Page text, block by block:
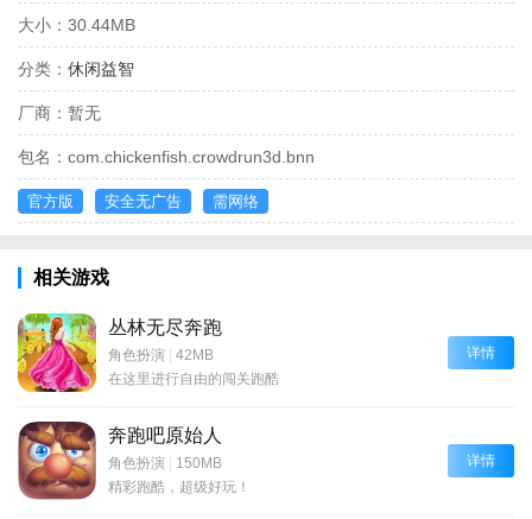
大小： 30.44MB
分类： 休闲益智
厂商： 暂无
包名： com.chickenfish.crowdrun3d.bnn
官方版 安全无广告 需网络
相关游戏
丛林无尽奔跑
角色扮演 | 42MB
在这里进行自由的闯关跑酷
详情
奔跑吧原始人
角色扮演 | 150MB
精彩跑酷，超级好玩！
详情